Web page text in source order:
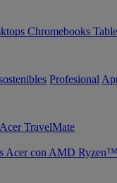
Chromebooks
Profesional
Acer TravelMate
Acer con AMD Ryzen™